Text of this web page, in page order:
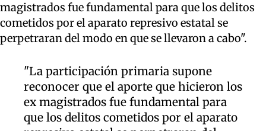
magistrados fue fundamental para que los delitos
cometidos por el aparato represivo estatal se
perpetraran del modo en que se llevaron a cabo".
"La participación primaria supone
reconocer que el aporte que hicieron los
ex magistrados fue fundamental para
que los delitos cometidos por el aparato